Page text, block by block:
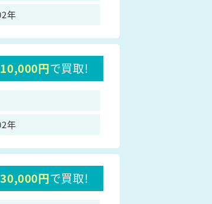
年
10,000円で買取!
年
30,000円で買取!